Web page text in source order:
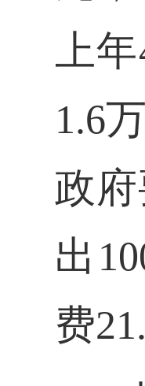
上
1.6
政
出
费